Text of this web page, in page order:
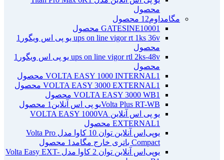
محصول
مگامداوم12 محصول
GATESINE10001 محصول
ups on line vigor rt 1ks 36v یو پی اس ویگور
1
محصول
ups on line vigor rtl 2ks-48v یو پی اس ویگور
1
محصول
VOLTA EASY 1000 INTERNAL1 محصول
VOLTA EASY 3000 EXTERNAL1 محصول
VOLTA EASY 3000 WB1 محصول
Volta Plus RT-WBیو پی اس آنلاین
1 محصول
یو پی اس آنلاین VOLTA EASY 1000VA
EXTERNAL1 محصول
یو‌پی‌اس آنلاین توان 10 کاوا مدل Volta Pro
Compact باتری خارج مگامد
1 محصول
یو‌پی‌اس آنلاین توان 2 کاوا مدل Volta Easy EXT-